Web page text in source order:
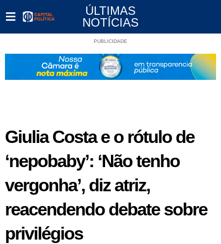
ÚLTIMAS
NOTÍCIAS
PUBLICIDADE
Giulia Costa e o rótulo de
‘nepobaby’: ‘Não tenho
vergonha’, diz atriz,
reacendendo debate sobre
privilégios